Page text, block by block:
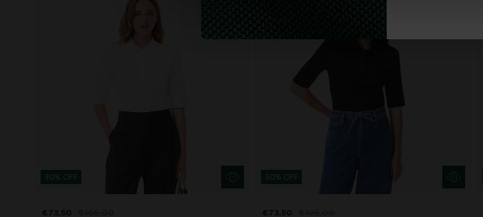
30% OFF
€73,50
30% OFF
€73,50